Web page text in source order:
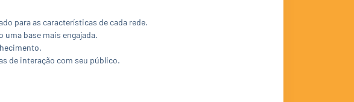
para as características de cada rede.
base mais engajada.
de interação com seu público.